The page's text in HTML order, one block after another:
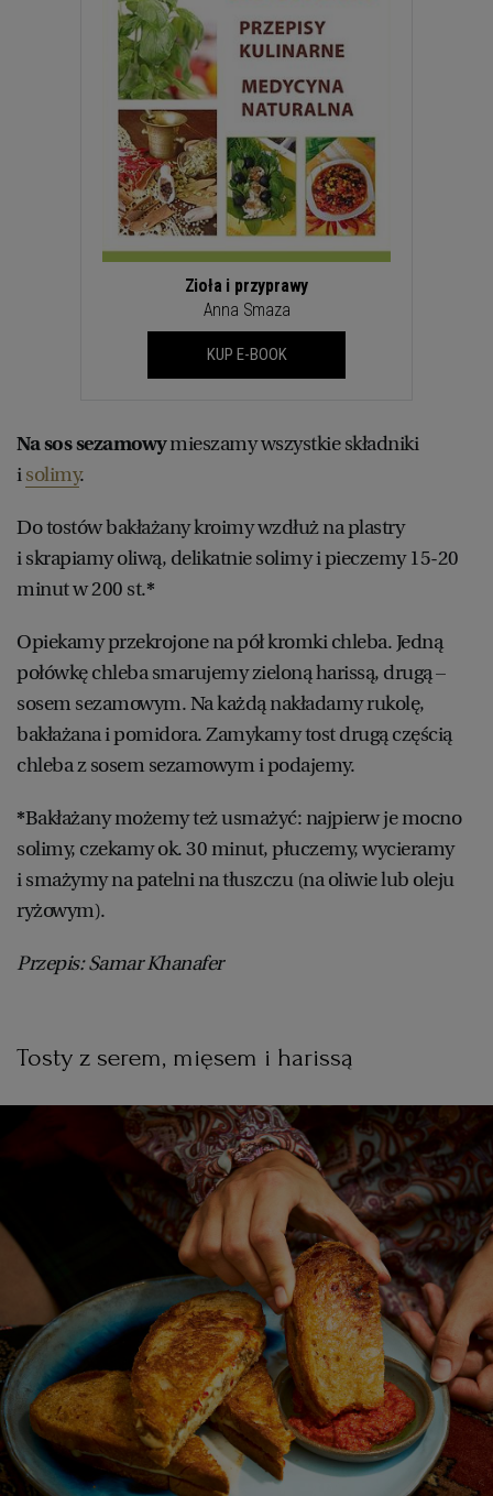
Zioła i przyprawy
Anna Smaza
KUP E-BOOK
Na sos sezamowymieszamy wszystkie składniki
isolimy.
Do tostów bakłażany kroimy wzdłuż na plastry
i skrapiamy oliwą, delikatnie solimy i pieczemy 15-20
minut w 200 st.*
Opiekamy przekrojone na pół kromki chleba. Jedną
połówkę chleba smarujemy zieloną harissą, drugą –
sosem sezamowym. Na każdą nakładamy rukolę,
bakłażana i pomidora. Zamykamy tost drugą częścią
chleba z sosem sezamowym i podajemy.
*Bakłażany możemy też usmażyć: najpierw je mocno
solimy, czekamy ok. 30 minut, płuczemy, wycieramy
i smażymy na patelni na tłuszczu (na oliwie lub oleju
ryżowym).
Przepis: Samar Khanafer
Tosty z serem, mięsem i harissą